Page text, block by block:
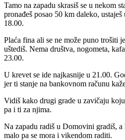
Tamo na zapadu skrasiš se u nekom
pronađeš posao 50 km daleko, ustaješ
18.00.
Plaća fina ali se ne može puno trošiti
uštediš. Nema društva, nogometa,
23.00.
U krevet se ide najkasnije u 21.00.
jer ti stanje na bankovnom računu
Vidiš kako drugi grade u zavičaju
pa i ti za njima.
Na zapadu radiš u Domovini gradiš,
malo pa se mora i vikendom raditi.